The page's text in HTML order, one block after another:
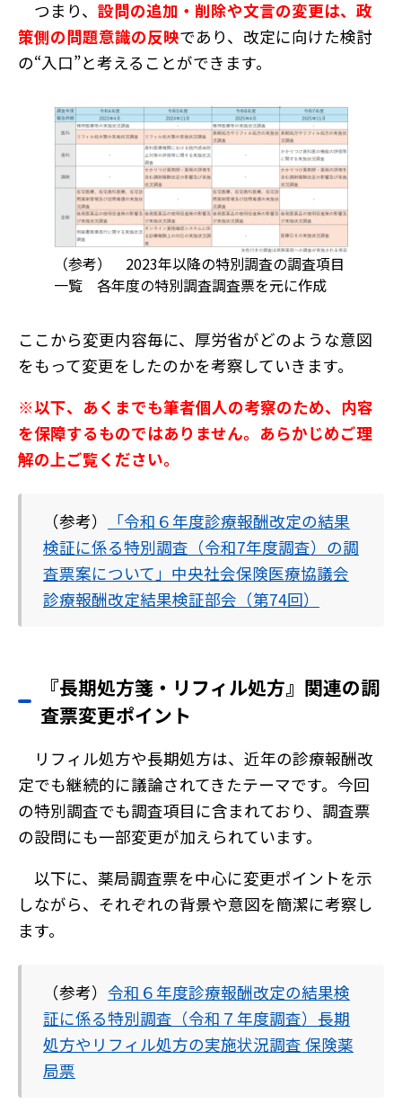
つまり、 設問の追加・削除や文言の変更は、政
策側の問題意識の反映であり、改定に向けた検討
の“入口”と考えることができます。
（参考） 2023年以降の特別調査の調査項目
一覧 各年度の特別調査調査票を元に作成
ここから変更内容毎に、厚労省がどのような意図
をもって変更をしたのかを考察していきます。
※以下、あくまでも筆者個人の考察のため、内容
を保障するものではありません。あらかじめご理
解の上ご覧ください。
（参考）
「令和６年度診療報酬改定の結果
検証に係る特別調査（令和7年度調査）の調
査票案について」中央社会保険医療協議会
診療報酬改定結果検証部会（第74回）
『長期処方箋・リフィル処方』関連の調
査票変更ポイント
リフィル処方や長期処方は、近年の診療報酬改
定でも継続的に議論されてきたテーマです。今回
の特別調査でも調査項目に含まれており、調査票
の設問にも一部変更が加えられています。
以下に、薬局調査票を中心に変更ポイントを示
しながら、それぞれの背景や意図を簡潔に考察し
ます。
（参考） 令和６年度診療報酬改定の結果検
証に係る特別調査（令和７年度調査）長期
処方やリフィル処方の実施状況調査 保険薬
局票